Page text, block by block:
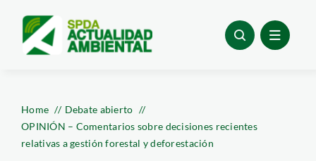
content
Home
Debate abierto
OPINIÓN – Comentarios sobre decisiones recientes
relativas a gestión forestal y deforestación